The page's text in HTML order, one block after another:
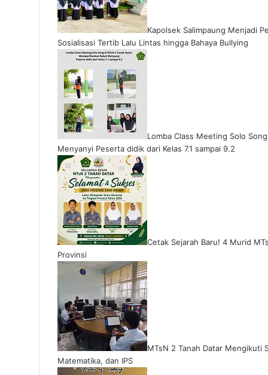
Kapolsek Salimpaung Menjadi
Sosialisasi Tertib Lalu Lintas hingga Bahaya Bullying
Lomba Class Meeting Solo
Menyanyi Peserta didik dari Kelas 7.1 sampai 9.2
Cetak Sejarah Baru! 4 Murid
Provinsi
MTsN 2 Tanah Datar Mengikuti
Matematika, dan IPS